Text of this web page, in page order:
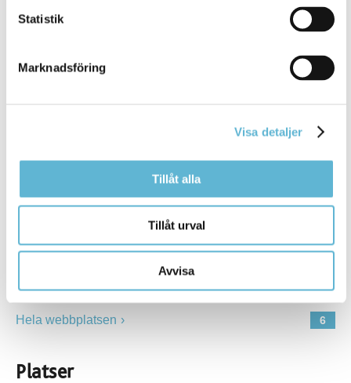
Statistik
Marknadsföring
Visa detaljer
Tillåt alla
Tillåt urval
Avvisa
och detta påverkar även Valje, ... Var sparsam med
vattnet, fyll inga pooler eller
gräsmattan under
Bromölla Kommun
Resultat per sida:
Ämnessidor
6
Hela webbplatsen
Platser